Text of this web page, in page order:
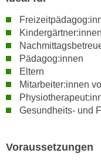
Pädagog:innen
Eltern
Mitarbeiter:innen
Gesundheits- und
Voraussetzungen
e
n
“
k
n
S